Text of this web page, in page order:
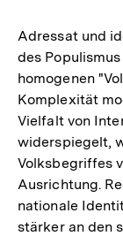
Adressat und
des
homogenen
Komplexität
Vielfalt von
widerspiegelt,
Volksbegriffes
Ausrichtung.
nationale
stärker an den